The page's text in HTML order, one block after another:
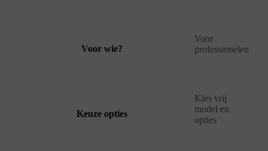
Voor wie?
Voor
professionelen
Keuze opties
Kies vrij
model en
opties